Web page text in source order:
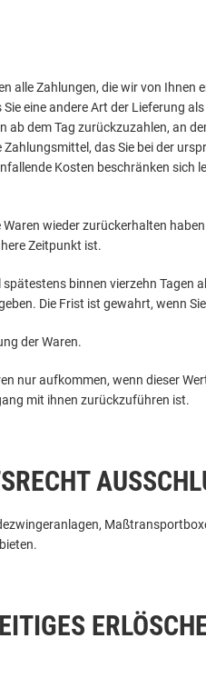
alle Zahlungen, die wir von
eine andere Art der Lieferung
ab dem Tag zurückzuzahlen, an
das Sie bei der
Kosten beschränken sich
wieder zurückerhalten
Zeitpunkt ist.
binnen vierzehn Tagen
Die Frist ist gewahrt, wenn
der Waren.
nur aufkommen, wenn dieser
mit ihnen zurückzuführen ist.